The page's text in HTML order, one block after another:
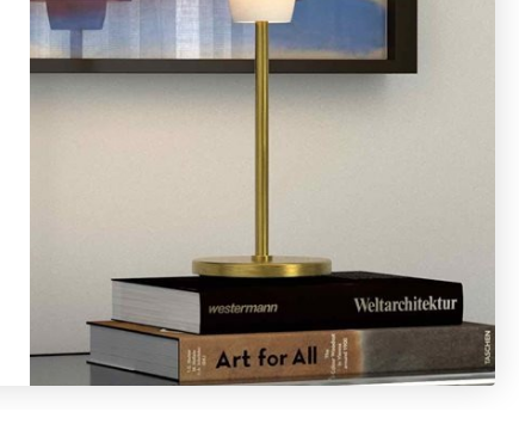
Adress:
Kungsholmsgatan 6, 112 27
Stockholm